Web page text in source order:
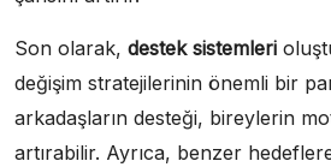
Son olarak, destek sistemleri
değişim stratejilerinin önemli bir
arkadaşların desteği, bireylerin
artırabilir. Ayrıca, benzer